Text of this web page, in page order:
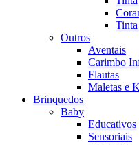
Outros
Aventais
Carimbo
Flautas
Maletas e
Brinquedos
Baby
Educativos
Sensoriais